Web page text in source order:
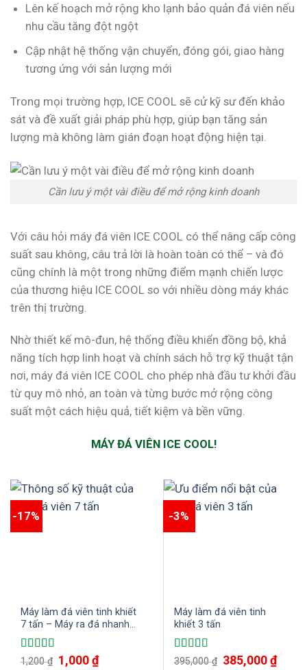
Lên kế hoạch mở rộng kho lạnh bảo quản đá viên nếu
nhu cầu tăng đột ngột
Cập nhật hệ thống vận chuyển, đóng gói, giao hàng
tương ứng với sản lượng mới
Trong mọi trường hợp, ICE COOL sẽ cử kỹ sư đến khảo
sát và đề xuất giải pháp phù hợp, giúp bạn tăng sản
lượng mà không làm gián đoạn hoạt động hiện tại.
Cần lưu ý một vài điều để mở rộng kinh doanh
Với câu hỏi máy đá viên ICE COOL có thể nâng cấp công
suất sau không, câu trả lời là hoàn toàn có thể – và đó
cũng chính là một trong những điểm mạnh chiến lược
của thương hiệu ICE COOL so với nhiều dòng máy khác
trên thị trường.
Nhờ thiết kế mô-đun, hệ thống điều khiển đồng bộ, khả
năng tích hợp linh hoạt và chính sách hỗ trợ kỹ thuật tận
nơi, máy đá viên ICE COOL cho phép nhà đầu tư khởi đầu
từ quy mô nhỏ, an toàn và từng bước mở rộng công
suất một cách hiệu quả, tiết kiệm và bền vững.
MÁY ĐÁ VIÊN ICE COOL!
-17%
Máy làm đá viên tinh khiết
7 tấn – Máy ra đá nhanh
chỉ trong 1 giờ đồng hồ
Được xếp
1,200₫ Giá
1,000₫Giá
-3%
Máy làm đá viên tinh
khiết 3 tấn
Được xếp
395,000₫ Giá
385,000₫Giá